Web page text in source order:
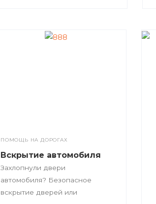
ПОМОЩЬ НА ДОРОГАХ
Вскрытие автомобиля
Захлопнули двери
автомобиля? Безопасное
вскрытие дверей или